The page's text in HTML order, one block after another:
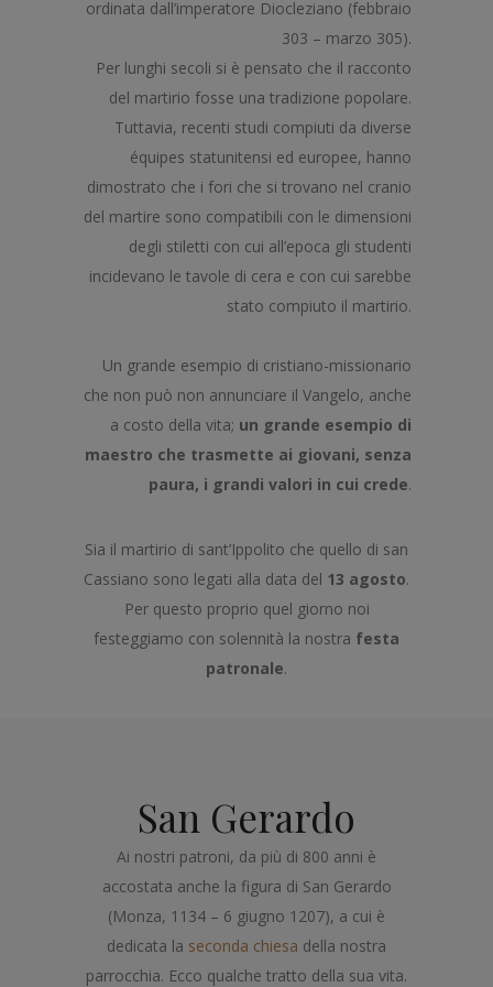
ordinata dall’imperatore Diocleziano (febbraio
303 – marzo 305).
Per lunghi secoli si è pensato che il racconto
del martirio fosse una tradizione popolare.
Tuttavia, recenti studi compiuti da diverse
équipes statunitensi ed europee, hanno
dimostrato che i fori che si trovano nel cranio
del martire sono compatibili con le dimensioni
degli stiletti con cui all’epoca gli studenti
incidevano le tavole di cera e con cui sarebbe
stato compiuto il martirio.
Un grande esempio di cristiano-missionario
che non può non annunciare il Vangelo, anche
a costo della vita; un grande esempio di
maestro che trasmette ai giovani, senza
paura, i grandi valori in cui crede.
Sia il martirio di sant’Ippolito che quello di san
Cassiano sono legati alla data del 13 agosto.
Per questo proprio quel giorno noi
festeggiamo con solennità la nostra festa
patronale.
San Gerardo
Ai nostri patroni, da più di 800 anni è
accostata anche la figura di San Gerardo
(Monza, 1134 – 6 giugno 1207), a cui è
dedicata la seconda chiesa della nostra
parrocchia. Ecco qualche tratto della sua vita.